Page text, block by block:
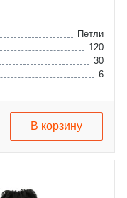
Петли
120
30
6
В корзину